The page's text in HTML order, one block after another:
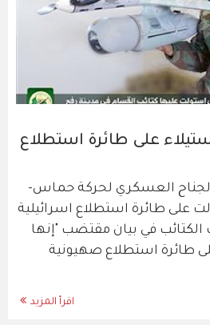
على طائرة استطلاع
العسكري لحركة حماس-
على طائرة استطلاع اسرائيلية
في بيان مقتضب "إنها
طائرة استطلاع صهيونية
اقرأ المزيد